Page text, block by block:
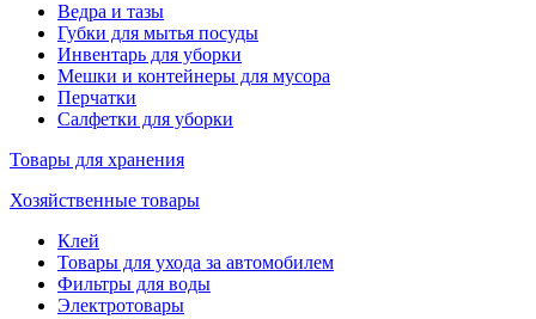
Ведра и тазы
Губки для мытья посуды
Инвентарь для уборки
Мешки и контейнеры для мусора
Перчатки
Салфетки для уборки
Товары для хранения
Хозяйственные товары
Клей
Товары для ухода за автомобилем
Фильтры для воды
Электротовары